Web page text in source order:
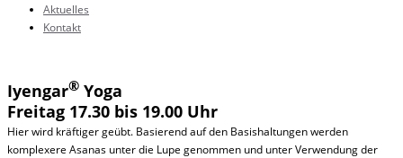
Aktuelles
Kontakt
Iyengar® Yoga
Freitag 17.30 bis 19.00 Uhr
Hier wird kräftiger geübt. Basierend auf den Basishaltungen werden
komplexere Asanas unter die Lupe genommen und unter Verwendung der